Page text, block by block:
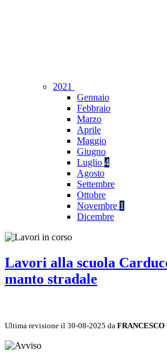
2021
Gennaio
Febbraio
Marzo
Aprile
Maggio
Giugno
Luglio 4
Agosto
Settembre
Ottobre
Novembre 1
Dicembre
Lavori alla scuola
manto stradale
Ultima revisione il 30-08-2025 da FRANCESCO